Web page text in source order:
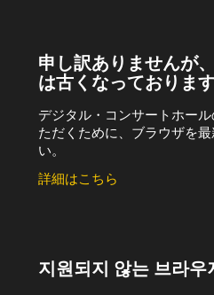
申し訳ありませんが
は古くなっておりま
デジタル・コンサートホー
ただくために、ブラウザを
い。
詳細はこちら
지원되지 않는 브라우